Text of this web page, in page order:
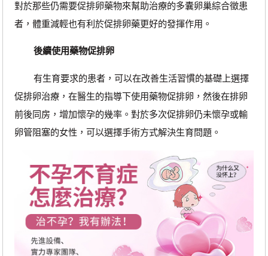
對於那些仍需要促排卵藥物來幫助治療的多囊卵巢綜合徵患
者，體重減輕也有利於促排卵藥更好的發揮作用。
後續使用藥物促排卵
有生育要求的患者，可以在改善生活習慣的基礎上選擇
促排卵治療，在醫生的指導下使用藥物促排卵，然後在排卵
前後同房，增加懷孕的幾率。對於多次促排卵仍未懷孕或輸
卵管阻塞的女性，可以選擇手術方式解決生育問題。